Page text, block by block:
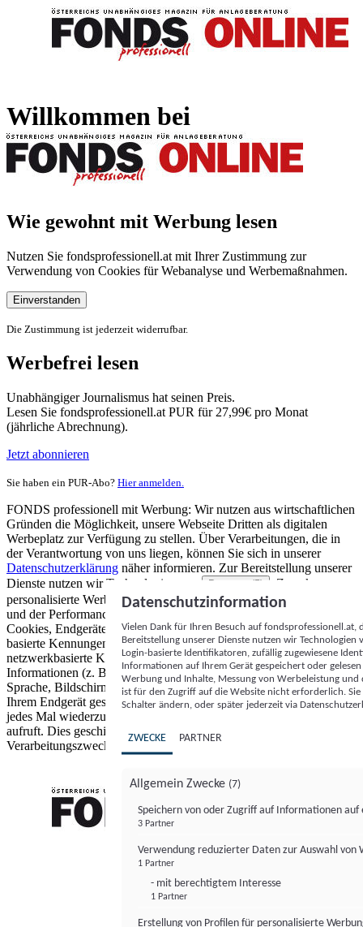
Willkommen bei
Wie gewohnt mit Werbung lesen
Nutzen Sie fondsprofessionell.at mit Ihrer Zustimmung zur
Verwendung von Cookies für Webanalyse und Werbemaßnahmen.
Einverstanden
Die Zustimmung ist jederzeit widerrufbar.
Werbefrei lesen
Unabhängiger Journalismus hat seinen Preis.
Lesen Sie fondsprofessionell.at PUR für 27,99€ pro Monat
(jährliche Abrechnung).
Jetzt abonnieren
Sie haben ein PUR-Abo? Hier anmelden.
FONDS professionell mit Werbung: Wir nutzen aus wirtschaftlichen
Gründen die Möglichkeit, unsere Webseite Dritten als digitalen
Werbeplatz zur Verfügung zu stellen. Über Verarbeitungen, die in
der Verantwortung von uns liegen, können Sie sich in unserer
Datenschutzerklärung näher informieren. Zur Bereitstellung unserer
Dienste nutzen wir Technologien von
Partnern (5)
. Zwecke:
personalisierte Werbung und Inhalte, Messung von Werbeleistung
und der Performance von Inhalten sowie Zielgruppenforschung.
Cookies, Endgeräte- oder ähnliche Online-Kennungen (z. B. login-
basierte Kennungen, zufällig generierte Kennungen,
netzwerkbasierte Kennungen) können zusammen mit anderen
Informationen (z. B. Browsertyp und Browserinformationen,
Sprache, Bildschirmgröße, unterstützte Technologien usw.) auf
Ihrem Endgerät gespeichert oder von dort ausgelesen werden, um es
jedes Mal wiederzuerkennen, wenn es eine App oder einer Webseite
aufruft. Dies geschieht für einen oder mehrere der hier aufgeführten
Verarbeitungszwecke.
Datenschutzinformation
Vielen Dank für Ihren Besuch auf
Bereitstellung unserer Dienste nutzen wir Technologien
Login-basierte Identifikatoren, zufällig zugewiesene
Informationen auf Ihrem Gerät gespeichert oder
Werbung und Inhalte, Messung von Werbeleistung
ist für den Zugriff auf die Website nicht erforderlich.
Schalter ändern, oder später jederzeit via
ZWECKE PARTNER
Allgemein Zwecke (7)
Speichern von oder Zugriff auf Informationen auf
3 Partner
Verwendung reduzierter Daten zur Auswahl von
1 Partner
- mit berechtigtem Interesse
1 Partner
Erstellung von Profilen für personalisierte
FONDS professionell